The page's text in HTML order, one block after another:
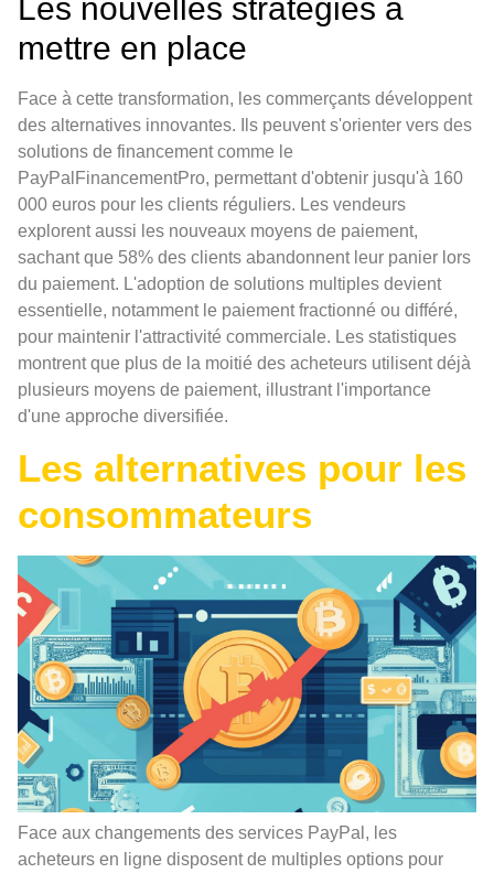
Les nouvelles stratégies à
mettre en place
Face à cette transformation, les commerçants développent
des alternatives innovantes. Ils peuvent s'orienter vers des
solutions de financement comme le
PayPalFinancementPro, permettant d'obtenir jusqu'à 160
000 euros pour les clients réguliers. Les vendeurs
explorent aussi les nouveaux moyens de paiement,
sachant que 58% des clients abandonnent leur panier lors
du paiement. L'adoption de solutions multiples devient
essentielle, notamment le paiement fractionné ou différé,
pour maintenir l'attractivité commerciale. Les statistiques
montrent que plus de la moitié des acheteurs utilisent déjà
plusieurs moyens de paiement, illustrant l'importance
d'une approche diversifiée.
Les alternatives pour les
consommateurs
Face aux changements des services PayPal, les
acheteurs en ligne disposent de multiples options pour